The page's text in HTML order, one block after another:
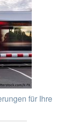
für Ihre